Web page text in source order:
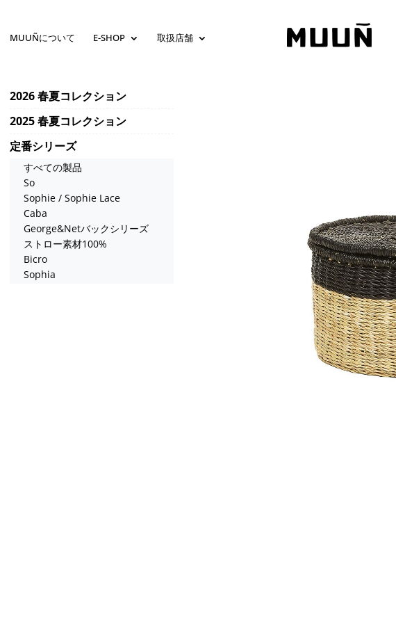
MUUÑについて E-SHOP 取扱店舗
2026 春夏コレクション
2025 春夏コレクション
定番シリーズ
すべての製品
So
Sophie / Sophie Lace
Caba
George&Netバックシリーズ
ストロー素材100%
Bicro
Sophia